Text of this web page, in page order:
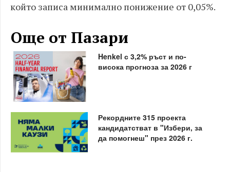
който записа минимално понижение от 0,05%.
Още от Пазари
Henkel с 3,2% ръст и по-
висока прогноза за 2026 г
Рекордните 315 проекта
кандидатстват в "Избери, за
да помогнеш" през 2026 г.